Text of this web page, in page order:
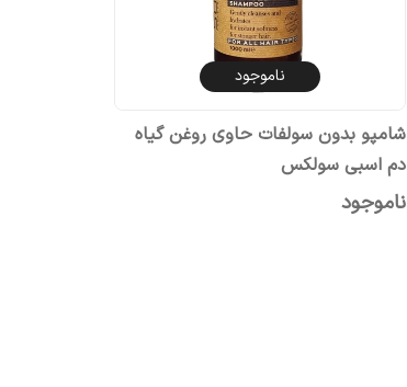
ناموجود
شامپو بدون سولفات حاوی روغن گیاه
دم اسبی سولکس
ناموجود